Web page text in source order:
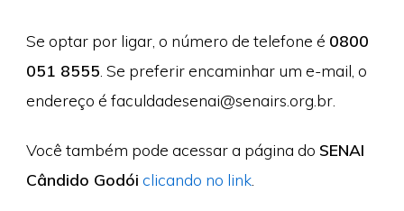
Se optar por ligar, o número de telefone é 0800
051 8555 . Se preferir encaminhar um e-mail, o
endereço é faculdadesenai@senairs.org.br.
Você também pode acessar a página do SENAI
Cândido Godói clicando no link.